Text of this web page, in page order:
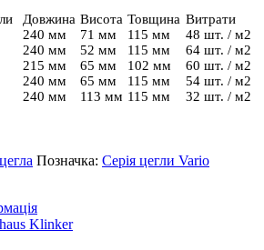
Довжина Висота Товщина Витрати
240 мм 71 мм 115 мм
48 шт. / м2
240 мм 52 мм 115 мм
64 шт. / м2
215 мм 65 мм 102 мм
60 шт. / м2
240 мм 65 мм 115 мм
54 шт. / м2
240 мм 113 мм 115 мм 32 шт. / м2
Позначка: Серія цегли Vario
Klinker